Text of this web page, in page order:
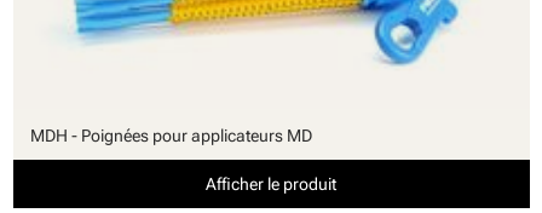
MDH - Poignées pour applicateurs MD
Afficher le produit